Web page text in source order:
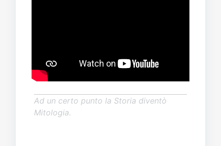
Ad un certo punto la Storia diventò
Mitologia.